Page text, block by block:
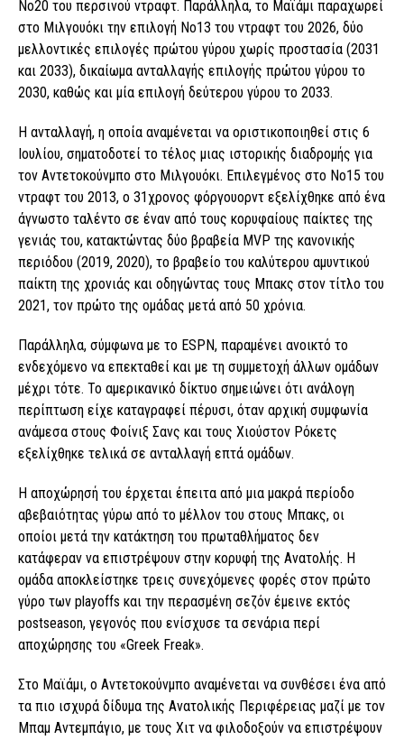
Νο20 του περσινού ντραφτ. Παράλληλα, το Μαϊάμι παραχωρεί
στο Μιλγουόκι την επιλογή Νο13 του ντραφτ του 2026, δύο
μελλοντικές επιλογές πρώτου γύρου χωρίς προστασία (2031
και 2033), δικαίωμα ανταλλαγής επιλογής πρώτου γύρου το
2030, καθώς και μία επιλογή δεύτερου γύρου το 2033.
Η ανταλλαγή, η οποία αναμένεται να οριστικοποιηθεί στις 6
Ιουλίου, σηματοδοτεί το τέλος μιας ιστορικής διαδρομής για
τον Αντετοκούνμπο στο Μιλγουόκι. Επιλεγμένος στο Νο15 του
ντραφτ του 2013, ο 31χρονος φόργουορντ εξελίχθηκε από ένα
άγνωστο ταλέντο σε έναν από τους κορυφαίους παίκτες της
γενιάς του, κατακτώντας δύο βραβεία MVP της κανονικής
περιόδου (2019, 2020), το βραβείο του καλύτερου αμυντικού
παίκτη της χρονιάς και οδηγώντας τους Μπακς στον τίτλο του
2021, τον πρώτο της ομάδας μετά από 50 χρόνια.
Παράλληλα, σύμφωνα με το ESPN, παραμένει ανοικτό το
ενδεχόμενο να επεκταθεί και με τη συμμετοχή άλλων ομάδων
μέχρι τότε. Το αμερικανικό δίκτυο σημειώνει ότι ανάλογη
περίπτωση είχε καταγραφεί πέρυσι, όταν αρχική συμφωνία
ανάμεσα στους Φοίνιξ Σανς και τους Χιούστον Ρόκετς
εξελίχθηκε τελικά σε ανταλλαγή επτά ομάδων.
Η αποχώρησή του έρχεται έπειτα από μια μακρά περίοδο
αβεβαιότητας γύρω από το μέλλον του στους Μπακς, οι
οποίοι μετά την κατάκτηση του πρωταθλήματος δεν
κατάφεραν να επιστρέψουν στην κορυφή της Ανατολής. Η
ομάδα αποκλείστηκε τρεις συνεχόμενες φορές στον πρώτο
γύρο των playoffs και την περασμένη σεζόν έμεινε εκτός
postseason, γεγονός που ενίσχυσε τα σενάρια περί
αποχώρησης του «Greek Freak».
Στο Μαϊάμι, ο Αντετοκούνμπο αναμένεται να συνθέσει ένα από
τα πιο ισχυρά δίδυμα της Ανατολικής Περιφέρειας μαζί με τον
Μπαμ Αντεμπάγιο, με τους Χιτ να φιλοδοξούν να επιστρέψουν